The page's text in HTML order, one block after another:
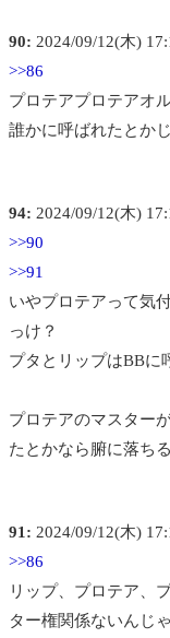
90: 2024/09/12(木)
>>86
プロテアプロテアオ
誰かに呼ばれたとか
94: 2024/09/12(木)
>>90
>>91
いやプロテアって気
っけ？
プタとリップはBBに
プロテアのマスター
たとかなら腑に落ち
91: 2024/09/12(木)
>>86
リップ、プロテア、
ター権関係ないんじ